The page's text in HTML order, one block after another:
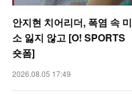
안지현 치어리더, 폭염 속 미
소 잃지 않고 [O! SPORTS
숏폼]
2026.08.05 17:49